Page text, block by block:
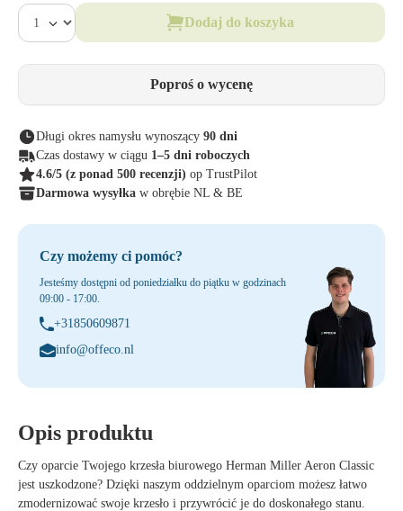
Dodaj do koszyka
Poproś o wycenę
Długi okres namysłu wynoszący 90 dni
Czas dostawy w ciągu 1–5 dni roboczych
4.6/5 (z ponad 500 recenzji) op TrustPilot
Darmowa wysyłka w obrębie NL & BE
Czy możemy ci pomóc?
Jesteśmy dostępni od poniedziałku do piątku w godzinach
09:00 - 17:00.
+31850609871
info@offeco.nl
Opis produktu
Czy oparcie Twojego krzesła biurowego Herman Miller Aeron Classic
jest uszkodzone? Dzięki naszym oddzielnym oparciom możesz łatwo
zmodernizować swoje krzesło i przywrócić je do doskonałego stanu.